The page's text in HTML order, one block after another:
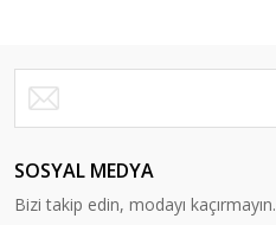
SOSYAL MEDYA
Bizi takip edin, modayı kaçırmayın.